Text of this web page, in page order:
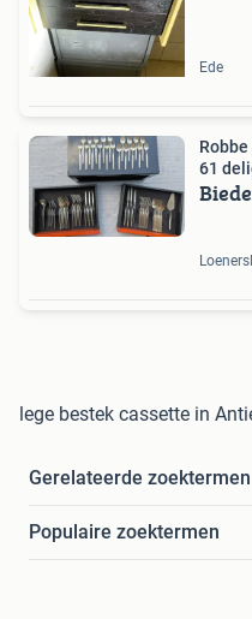
Ede
61
lege bestek cassette in
Gerelateerde zoektermen
Populaire zoektermen